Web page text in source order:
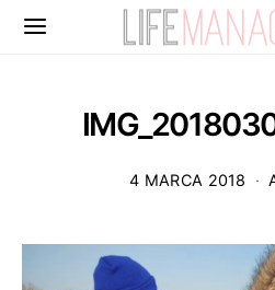
4 MARCA 2018